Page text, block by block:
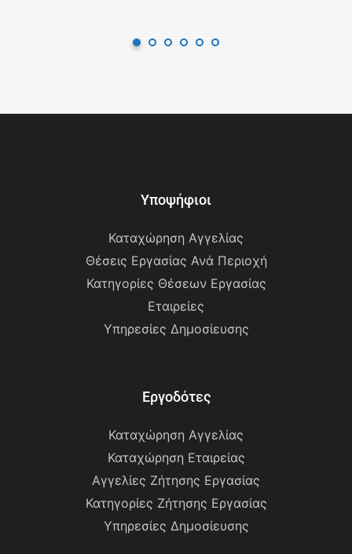
Υποψήφιοι
Καταχώρηση Αγγελίας
Θέσεις Εργασίας Ανά Περιοχή
Κατηγορίες Θέσεων Εργασίας
Εταιρείες
Υπηρεσίες Δημοσίευσης
Εργοδότες
Καταχώρηση Αγγελίας
Καταχώρηση Εταιρείας
Αγγελίες Ζήτησης Εργασίας
Κατηγορίες Ζήτησης Εργασίας
Υπηρεσίες Δημοσίευσης